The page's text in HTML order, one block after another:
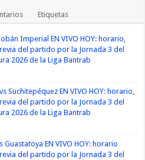
Etiquetas
Imperial EN VIVO HOY: horario,
del partido por la Jornada 3 del
2026 de la Liga Bantrab
Suchitepéquez EN VIVO HOY: horario,
del partido por la Jornada 3 del
2026 de la Liga Bantrab
Guastatoya EN VIVO HOY: horario
del partido por la Jornada 3 del